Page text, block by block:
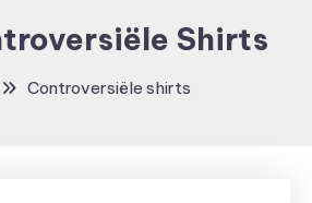
Shirts
Controversiële shirts